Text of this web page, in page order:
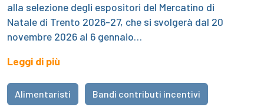
alla selezione degli espositori del Mercatino di
Natale di Trento 2026-27, che si svolgerà dal 20
novembre 2026 al 6 gennaio…
Leggi di più
Alimentaristi Bandi contributi incentivi